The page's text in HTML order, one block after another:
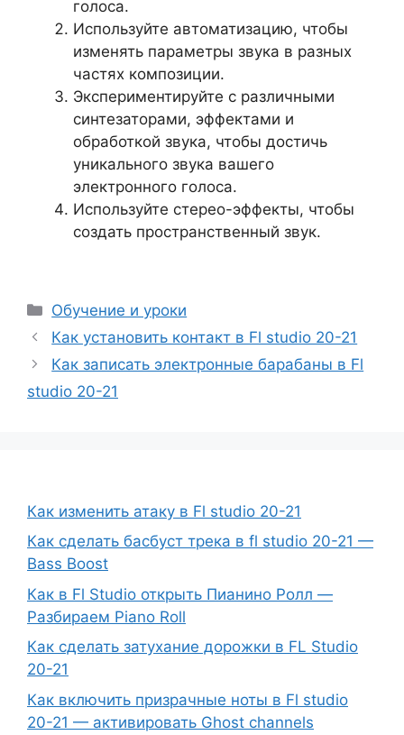
голоса.
Используйте автоматизацию, чтобы
изменять параметры звука в разных
частях композиции.
Экспериментируйте с различными
синтезаторами, эффектами и
обработкой звука, чтобы достичь
уникального звука вашего
электронного голоса.
Используйте стерео-эффекты, чтобы
создать пространственный звук.
Рубрики
Обучение и уроки
Как установить контакт в Fl studio 20-21
Как записать электронные барабаны в Fl
studio 20-21
Как изменить атаку в Fl studio 20-21
Как сделать басбуст трека в fl studio 20-21 —
Bass Boost
Как в Fl Studio открыть Пианино Ролл —
Разбираем Piano Roll
Как сделать затухание дорожки в FL Studio
20-21
Как включить призрачные ноты в Fl studio
20-21 — активировать Ghost channels